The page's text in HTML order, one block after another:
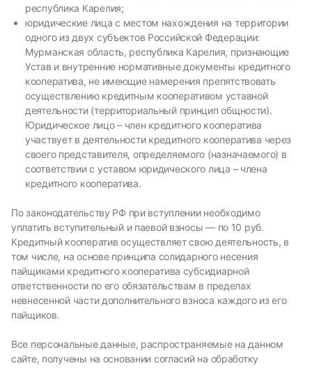
республика Карелия;
юридические лица с местом нахождения на территории
одного из двух субъектов Российской Федерации:
Мурманская область, республика Карелия, признающие
Устав и внутренние нормативные документы кредитного
кооператива, не имеющие намерения препятствовать
осуществлению кредитным кооперативом уставной
деятельности (территориальный принцип общности).
Юридическое лицо – член кредитного кооператива
участвует в деятельности кредитного кооператива через
своего представителя, определяемого (назначаемого) в
соответствии с уставом юридического лица – члена
кредитного кооператива.
По законодательству РФ при вступлении необходимо
уплатить вступительный и паевой взносы — по 10 руб.
Кредитный кооператив осуществляет свою деятельность, в
том числе, на основе принципа солидарного несения
пайщиками кредитного кооператива субсидиарной
ответственности по его обязательствам в пределах
невнесенной части дополнительного взноса каждого из его
пайщиков.
Все персональные данные, распространяемые на данном
сайте, получены на основании согласий на обработку